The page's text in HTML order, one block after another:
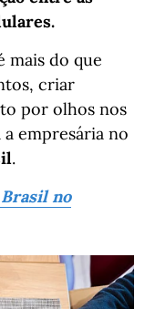
mais do que
criar
por olhos nos
a empresária no
.
no